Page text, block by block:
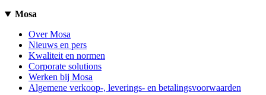
Mosa
Over Mosa
Nieuws en pers
Kwaliteit en normen
Corporate solutions
Werken bij Mosa
Algemene verkoop-, leverings- en betalingsvoorwaarden